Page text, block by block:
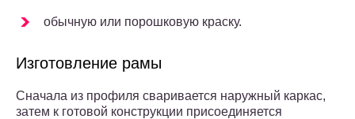
обычную или порошковую краску.
Изготовление рамы
Сначала из профиля сваривается наружный каркас,
затем к готовой конструкции присоединяется